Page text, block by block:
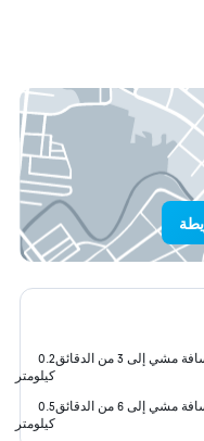
مشي إلى 3 من الدقائق
0.2
كيلومتر
مشي إلى 6 من الدقائق
0.5
كيلومتر